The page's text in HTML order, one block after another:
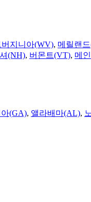
지니아(WV), 메릴랜
(NH), 버몬트(VT), 메
(GA), 앨라배마(AL),